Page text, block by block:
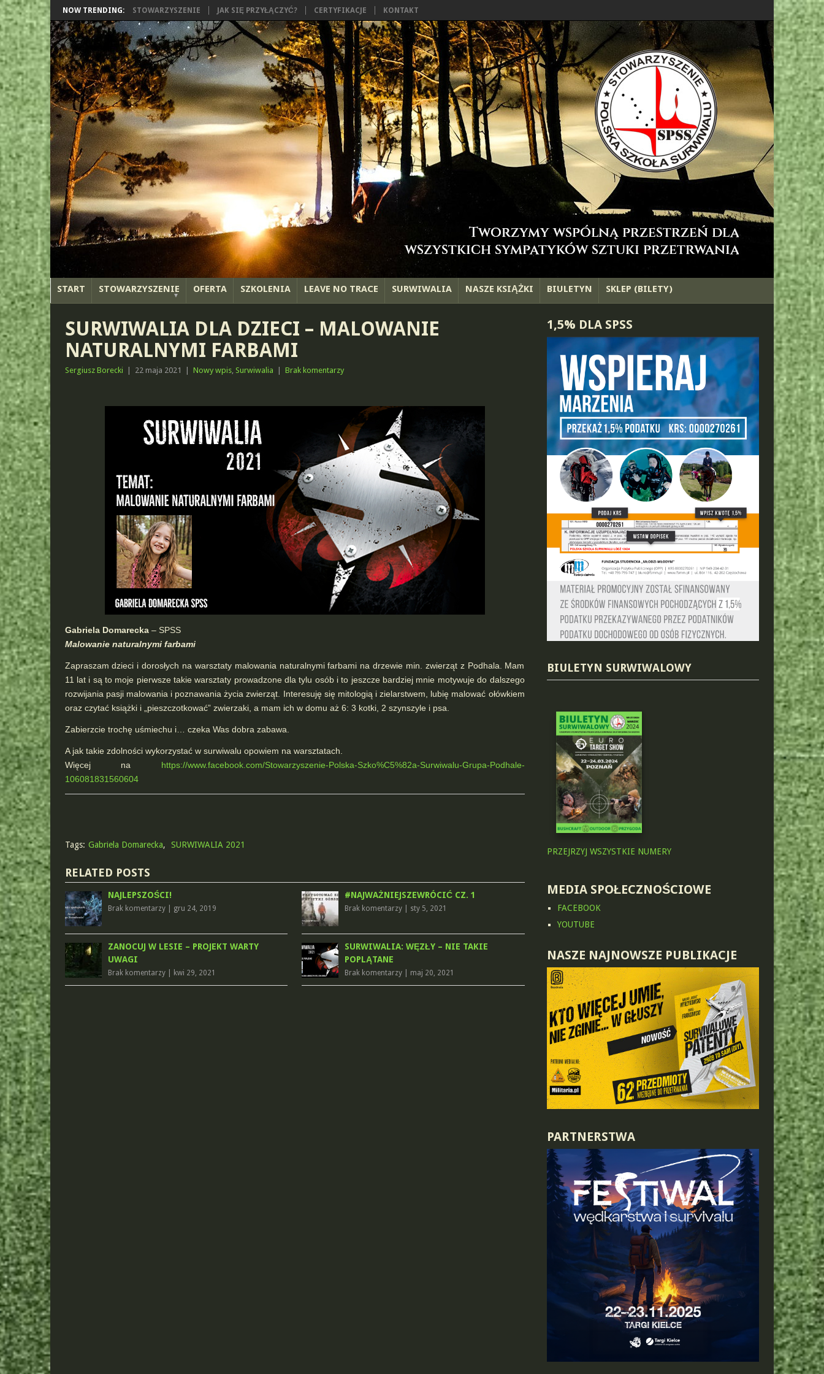
NOW TRENDING: STOWARZYSZENIE JAK SIĘ PRZYŁĄCZYĆ? CERTYFIKACJE KONTAKT
START STOWARZYSZENIE OFERTA SZKOLENIA LEAVE NO TRACE SURWIWALIA NASZE KSIĄŻKI BIULETYN SKLEP (BILETY)
SURWIWALIA DLA DZIECI – MALOWANIE
NATURALNYMI FARBAMI
Sergiusz Borecki 22 maja 2021 Nowy wpis, Surwiwalia Brak komentarzy
Gabriela Domarecka– SPSS
Malowanie naturalnymi farbami
Zapraszam dzieci i dorosłych na warsztaty malowania naturalnymi farbami na drzewie min. zwierząt z Podhala. Mam
11 lat i są to moje pierwsze takie warsztaty prowadzone dla tylu osób i to jeszcze bardziej mnie motywuje do dalszego
rozwijania pasji malowania i poznawania życia zwierząt. Interesuję się mitologią i zielarstwem, lubię malować ołówkiem
oraz czytać książki i „pieszczotkować” zwierzaki, a mam ich w domu aż 6: 3 kotki, 2 szynszyle i psa.
Zabierzcie trochę uśmiechu i… czeka Was dobra zabawa.
A jak takie zdolności wykorzystać w surwiwalu opowiem na warsztatach.
Więcej na https://www.facebook.com/Stowarzyszenie-Polska-Szko%C5%82a-Surwiwalu-Grupa-Podhale-
106081831560604
Tags: Gabriela Domarecka, SURWIWALIA 2021
RELATED POSTS
NAJLEPSZOŚCI!
Brak komentarzy| gru 24, 2019
#NAJWAŻNIEJSZEWRÓCIĆ CZ. 1
Brak komentarzy| sty 5, 2021
ZANOCUJ W LESIE – PROJEKT WARTY
UWAGI
Brak komentarzy| kwi 29, 2021
SURWIWALIA: WĘZŁY – NIE TAKIE
POPLĄTANE
Brak komentarzy| maj 20, 2021
1,5% DLA SPSS
BIULETYN SURWIWALOWY
PRZEJRZYJ WSZYSTKIE NUMERY
MEDIA SPOŁECZNOŚCIOWE
FACEBOOK
YOUTUBE
NASZE NAJNOWSZE PUBLIKACJE
PARTNERSTWA